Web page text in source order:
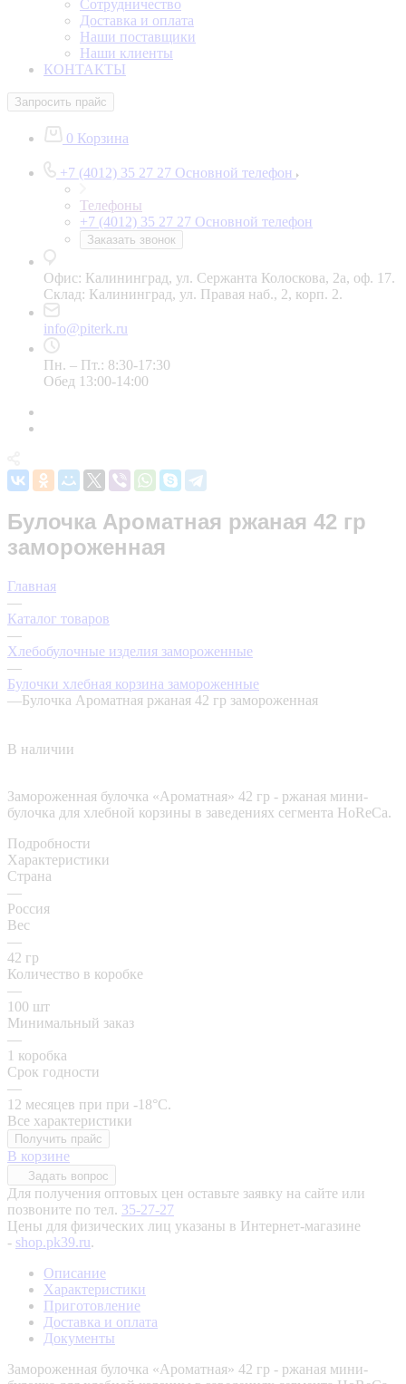
Сотрудничество
Доставка и оплата
Наши поставщики
Наши клиенты
КОНТАКТЫ
Запросить прайс
0 Корзина
+7 (4012) 35 27 27 Основной телефон
Телефоны
+7 (4012) 35 27 27 Основной телефон
Заказать звонок
Офис: Калининград, ул. Сержанта Колоскова, 2а, оф. 17.
Склад: Калининград, ул. Правая наб., 2, корп. 2.
info@piterk.ru
Пн. – Пт.: 8:30-17:30
Обед 13:00-14:00
Булочка Ароматная ржаная 42 гр
замороженная
Главная
—
Каталог товаров
—
Хлебобулочные изделия замороженные
—
Булочки хлебная корзина замороженные
—Булочка Ароматная ржаная 42 гр замороженная
В наличии
Замороженная булочка «Ароматная» 42 гр - ржаная мини-
булочка для хлебной корзины в заведениях сегмента HoReCa.
Подробности
Характеристики
Страна
—
Россия
Вес
—
42 гр
Количество в коробке
—
100 шт
Минимальный заказ
—
1 коробка
Срок годности
—
12 месяцев при при -18°C.
Все характеристики
Получить прайс
В корзине
Задать вопрос
Для получения оптовых цен оставьте заявку на сайте или
позвоните по тел. 35-27-27
Цены для физических лиц указаны в Интернет-магазине
- shop.pk39.ru.
Описание
Характеристики
Приготовление
Доставка и оплата
Документы
Замороженная булочка «Ароматная» 42 гр - ржаная мини-